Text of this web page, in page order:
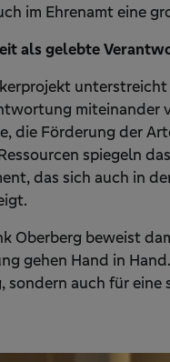
im Ehrenamt eine
als gelebte
miteinander
die Förderung der
spiegeln
das sich auch in
Oberberg beweist
gehen Hand in
sondern auch für eine